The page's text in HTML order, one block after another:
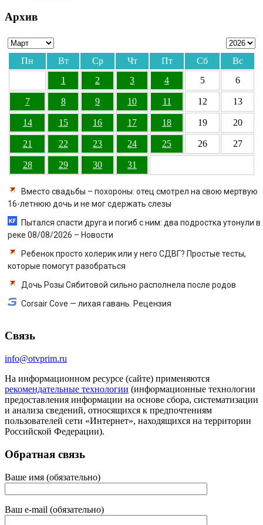
Архив
Пн Вт Ср Чт Пт Сб
Вс
1
2 3 4 5 6
7 8 9 10 11 12 13
14 15 16 17 18 19 20
21 22 23 24 25 26 27
28 29 30 31
Вместо свадьбы – похороны: отец смотрел на свою мертвую
16-летнюю дочь и не мог сдержать слезы
Пытался спасти друга и погиб с ним: два подростка утонули в
реке 08/08/2026 – Новости
Ребенок просто холерик или у него СДВГ? Простые тесты,
которые помогут разобраться
Дочь Розы Сябитовой сильно располнела после родов
Corsair Cove — лихая гавань. Рецензия
Связь
info@otvprim.ru
На информационном ресурсе (сайте) применяются
рекомендательные технологии (информационные технологии
предоставления информации на основе сбора, систематизации
и анализа сведений, относящихся к предпочтениям
пользователей сети «Интернет», находящихся на территории
Российской Федерации).
Обратная связь
Ваше имя (обязательно)
Ваш e-mail (обязательно)